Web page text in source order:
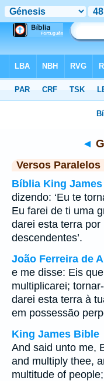
◄
Versos Paralelos
Bíblia King
dizendo: ‘Eu te
Eu farei de ti uma
darei esta terra
descendentes’.
João Ferreira de
e me disse: Eis
multiplicarei;
darei esta terra à
em possessão
King James Bible
And said unto me,
and multiply thee,
multitude of